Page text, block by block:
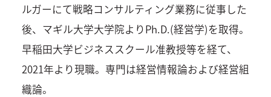
ルガーにて戦略コンサルティング業務に従事した
後、マギル大学大学院よりPh.D.(経営学)を取得。
早稲田大学ビジネススクール准教授等を経て、
2021年より現職。専門は経営情報論および経営組
織論。